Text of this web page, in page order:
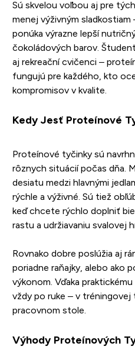
Sú skvelou voľbou aj pre
menej výživným
ponúka výrazne lepší
čokoládových barov.
aj rekreační cvičenci –
fungujú pre každého, kto
kompromisov v kvalite.
Kedy Jesť Proteínové
Proteínové tyčinky sú
rôznych situácií počas dňa.
desiatu medzi hlavnými
rýchle a výživné. Sú tiež
keď chcete rýchlo doplniť
rastu a udržiavaniu svalovej
Rovnako dobre poslúžia aj
poriadne raňajky, alebo ako
výkonom. Vďaka
vždy po ruke – v tréningovej
pracovnom stole.
Výhody Proteínových